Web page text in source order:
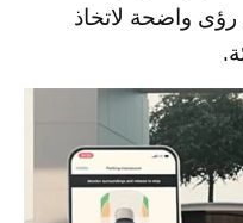
واضحة لاتخاذ